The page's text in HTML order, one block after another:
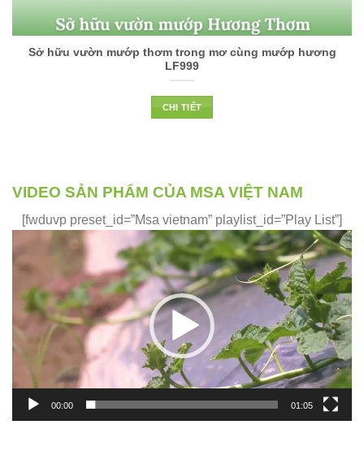
Sở hữu vườn mướp thơm trong mơ cùng mướp hương
[fwduvp preset_id=”Msa vietnam” playlist_id=”Play List”]
Trình
chơi
Video
00:00 01:05